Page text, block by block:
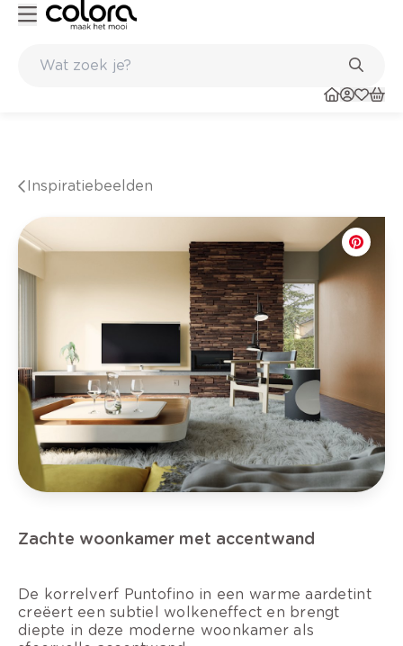
Inspiratiebeelden
Zachte woonkamer met accentwand
De korrelverf Puntofino in een warme aardetint
creëert een subtiel wolkeneffect en brengt
diepte in deze moderne woonkamer als